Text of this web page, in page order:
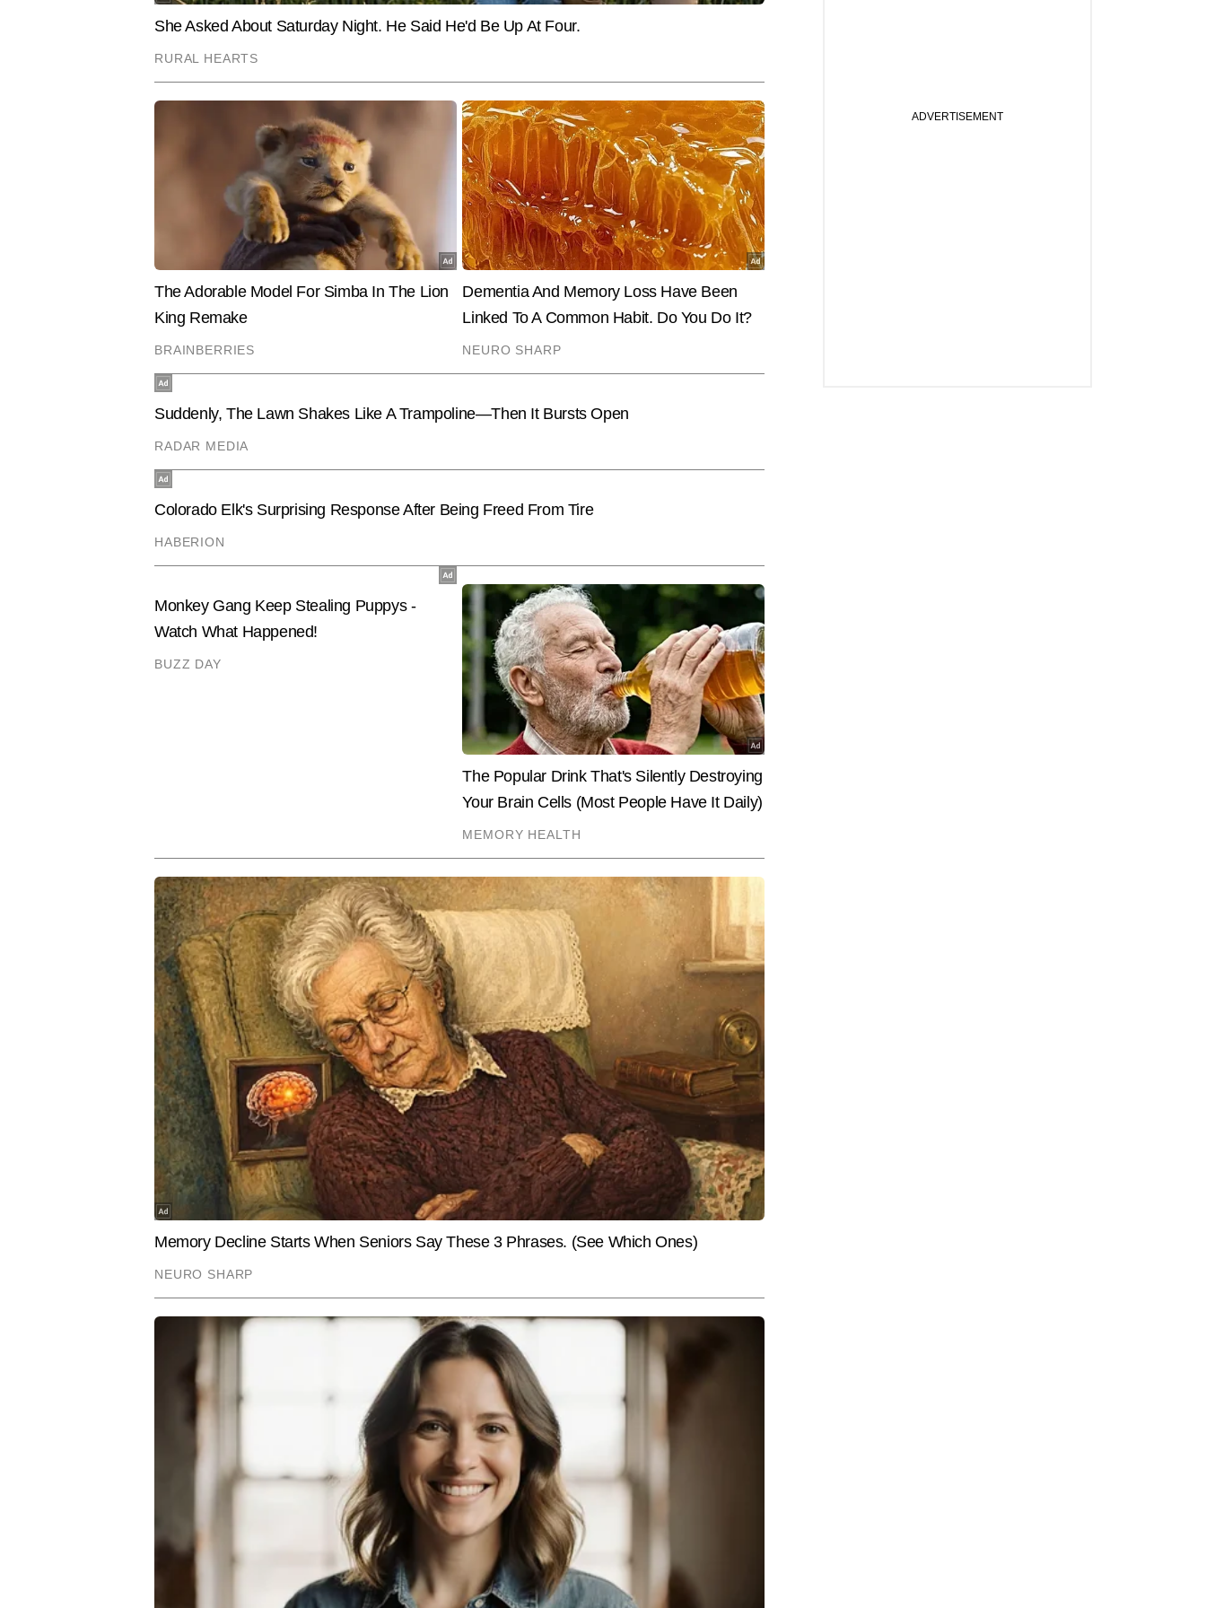
सरोकार को समझने की उनकी गहरी दृष्टि उन्हें इस बीट का एक भरोसेमंद और प्रभावी कंटेंट राइटर बनाती है।  वे जटिल लोकल
इश्यूज को सहज, स्पष्ट और असरदार अंदाज में पेश करने में दक्ष हैं और अबतक 2,000 से अधिक न्यूज रिपोर्ट लिख चुके हैं।
उनकी लेखन शैली शहर की नब्ज पकड़ते हुए ऐसे कंटेंट पर केंद्रित रहती है, जो सीधे पाठकों के जीवन और उनकी रोजमर्रा की
End of Article